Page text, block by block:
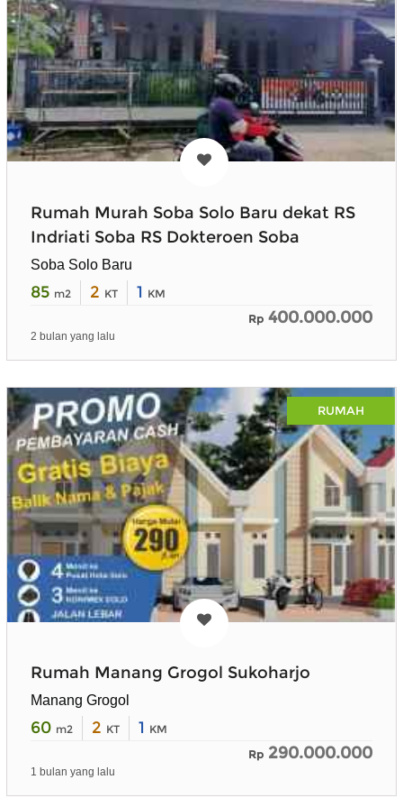
Rumah Murah Soba Solo Baru dekat RS
Indriati Soba RS Dokteroen Soba
Soba Solo Baru
85 m2 2 KT 1 KM
Rp 400.000.000
2 bulan yang lalu
RUMAH
Rumah Manang Grogol Sukoharjo
Manang Grogol
60 m2 2 KT 1 KM
Rp 290.000.000
1 bulan yang lalu